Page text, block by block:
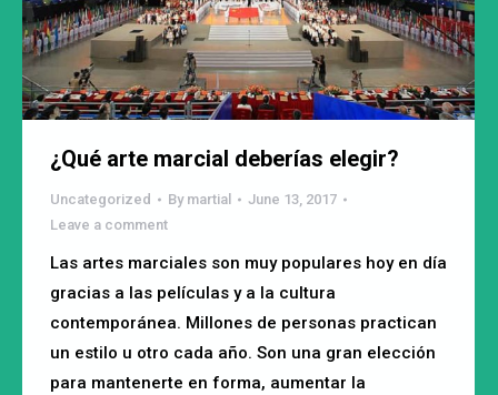
¿Qué arte marcial deberías elegir?
Uncategorized By martial
June 13, 2017
Leave a comment
Las artes marciales son muy populares hoy en día
gracias a las películas y a la cultura
contemporánea. Millones de personas practican
un estilo u otro cada año. Son una gran elección
para mantenerte en forma, aumentar la